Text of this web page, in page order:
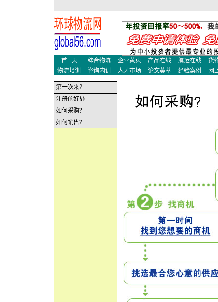
物流论文
物流案例
企业黄
环球论坛
医药保
美女
房产论坛
教育培
旅游论坛
生活时尚
情感天
首 页
综合物流 企业黄页 产品在线 航运在线
货
物流培训
咨询内训 人才市场 论文荟萃 经验案例 网
第一次来？
注册的好处
如何采购？
如何销售？